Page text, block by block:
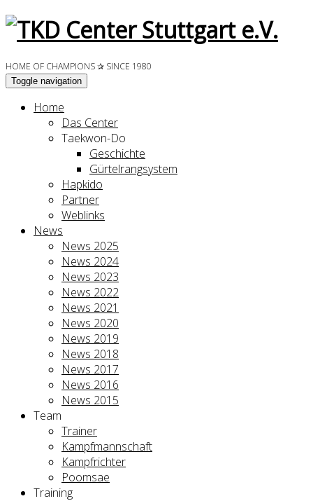
HOME OF CHAMPIONS ✰ SINCE 1980
Toggle navigation
Home
Das Center
Taekwon-Do
Geschichte
Gürtelrangsystem
Hapkido
Partner
Weblinks
News
News 2025
News 2024
News 2023
News 2022
News 2021
News 2020
News 2019
News 2018
News 2017
News 2016
News 2015
Team
Trainer
Kampfmannschaft
Kampfrichter
Poomsae
Training